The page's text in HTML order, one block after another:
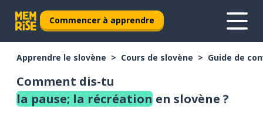
Commencer à apprendre
Apprendre le slovène Cours de slovène Guide de
Comment dis-tu
la pause; la récréation en slovène ?